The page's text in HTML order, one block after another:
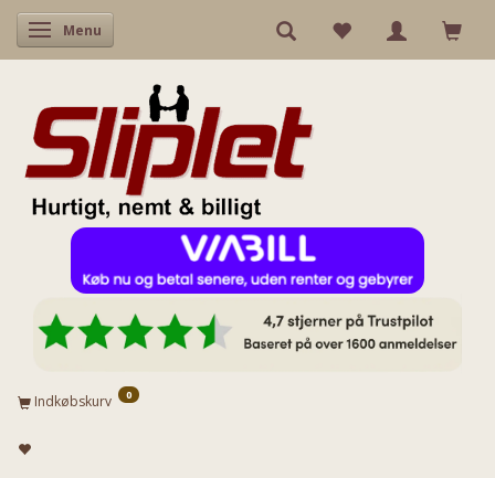
Skifte navigation
Menu
Indkøbskurv 0